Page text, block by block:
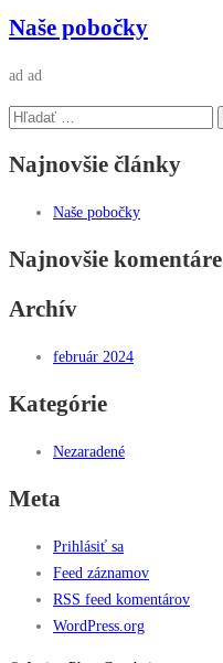
Naše pobočky
ad ad
Hľadať:
Najnovšie články
Naše pobočky
Najnovšie komentáre
Archív
február 2024
Kategórie
Nezaradené
Meta
Prihlásiť sa
Feed záznamov
RSS feed komentárov
WordPress.org